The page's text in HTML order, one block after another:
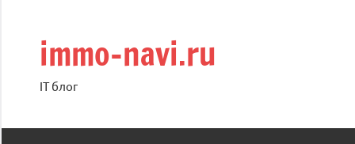
содержимому
immo-navi.ru
IT блог